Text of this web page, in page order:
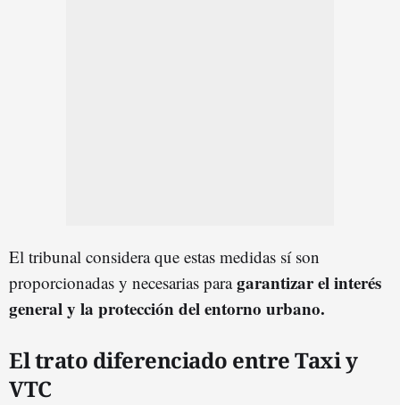
El tribunal considera que estas medidas sí son
proporcionadas y necesarias paragarantizar el interés
general y la protección del entorno urbano.
El trato diferenciado entre Taxi y
VTC